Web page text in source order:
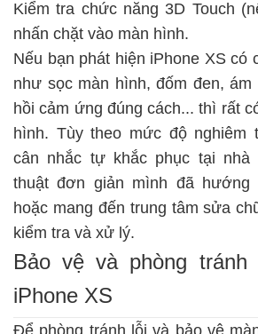
Kiểm tra chức năng 3D Touch
nhấn chặt vào màn hình.
Nếu bạn phát hiện iPhone XS có
như sọc màn hình, đốm đen, ám
hồi cảm ứng đúng cách... thì rất
hình. Tùy theo mức độ nghiêm
cân nhắc tự khắc phục tại nhà
thuật đơn giản mình đã hướng
hoặc mang đến trung tâm sửa
kiểm tra và xử lý.
Bảo vệ và phòng tránh
iPhone XS
Để phòng tránh lỗi và bảo vệ